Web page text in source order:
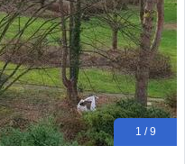
1 / 9